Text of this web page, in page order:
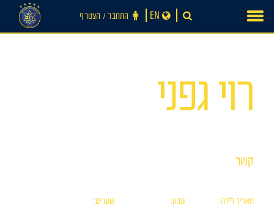
חדשות
content
התחבר ‪/‬ הצטרף EN
רוי גפני
קשר
תאריך לידה: גובה: שערים: